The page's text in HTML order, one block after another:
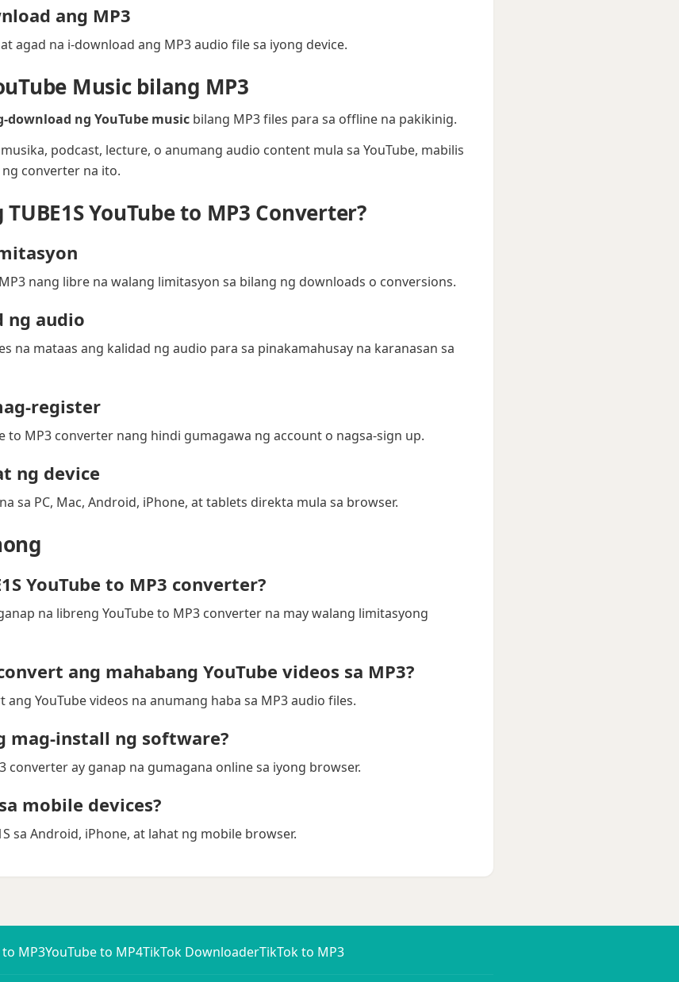
ang MP3
agad na i-download ang MP3 audio file sa iyong device.
Music bilang MP3
download ng YouTube musicbilang MP3 files para sa offline na pakikinig.
podcast, lecture, o anumang audio content mula sa YouTube, mabilis
converter na ito.
YouTube to MP3 Converter?
nang libre na walang limitasyon sa bilang ng downloads o conversions.
ng audio
na mataas ang kalidad ng audio para sa pinakamahusay na karanasan sa
register
to MP3 converter nang hindi gumagawa ng account o nagsa-sign up.
ng device
sa PC, Mac, Android, iPhone, at tablets direkta mula sa browser.
YouTube to MP3 converter?
na libreng YouTube to MP3 converter na may walang limitasyong
ang mahabang YouTube videos sa MP3?
YouTube videos na anumang haba sa MP3 audio files.
mag-install ng software?
converter ay ganap na gumagana online sa iyong browser.
mobile devices?
sa Android, iPhone, at lahat ng mobile browser.
to MP3YouTube to MP4TikTok DownloaderTikTok to MP3